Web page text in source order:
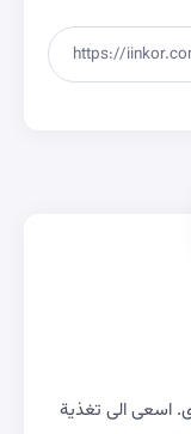
اسعى الى تغذية